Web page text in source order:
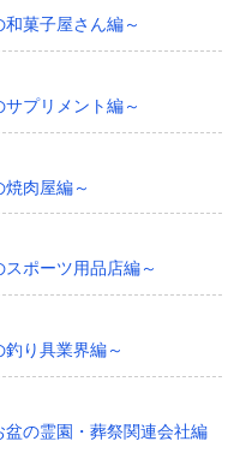
菓子屋さん編～
プリメント編～
肉屋編～
ポーツ用品店編～
り具業界編～
の霊園・葬祭関連会社編